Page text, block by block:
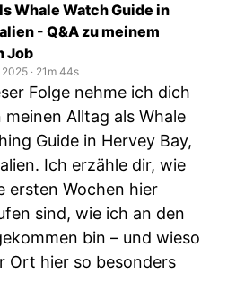
Whale Watch Guide in
- Q&A zu meinem
Job
2025 ‧ 21m 44s
Folge nehme ich dich
meinen Alltag als Whale
Guide in Hervey Bay,
Ich erzähle dir, wie
ersten Wochen hier
sind, wie ich an den
bin – und wieso
Ort hier so besonders